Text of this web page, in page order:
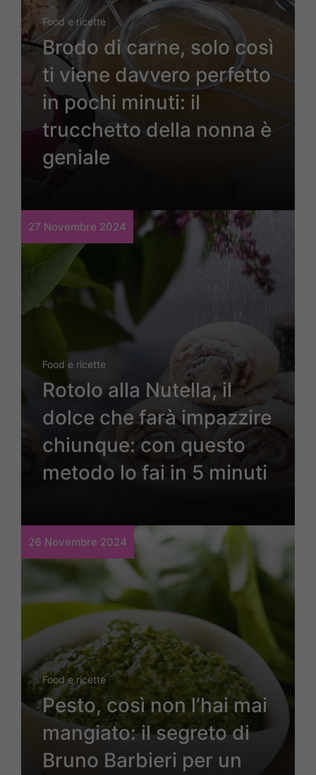
Food e ricette
Brodo di carne, solo così
ti viene davvero perfetto
in pochi minuti: il
trucchetto della nonna è
geniale
27 Novembre 2024
Food e ricette
Rotolo alla Nutella, il
dolce che farà impazzire
chiunque: con questo
metodo lo fai in 5 minuti
26 Novembre 2024
Food e ricette
Pesto, così non l’hai mai
mangiato: il segreto di
Bruno Barbieri per un